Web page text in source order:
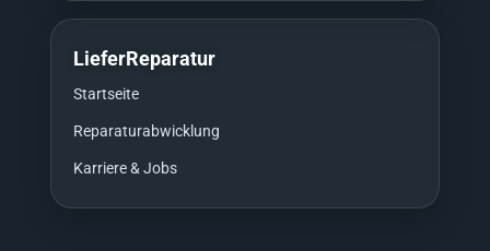
LieferReparatur
Startseite
Reparaturabwicklung
Karriere & Jobs